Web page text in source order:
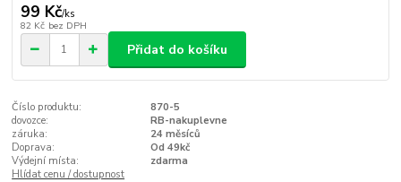
99 Kč/ks
82 Kč bez DPH
Přidat do košíku
Číslo produktu:
870-5
dovozce:
RB-nakuplevne
záruka:
24 měsíců
Doprava:
Od 49kč
Výdejní místa:
zdarma
Hlídat cenu / dostupnost